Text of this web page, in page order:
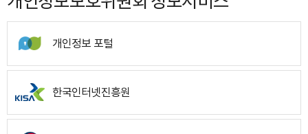
개인정보 포털
한국인터넷진흥원